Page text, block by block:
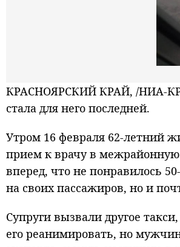
КРАСНОЯРСКИЙ КРАЙ, /НИА-
стала для него последней.
Утром 16 февраля 62-летний
прием к врачу в
вперед, что не понравилось
на своих пассажиров, но и
Супруги вызвали другое
его реанимировать, но